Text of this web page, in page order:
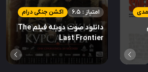
اکشن جنگی درام امتیاز : 6.5
دانلود صوت دوبله فیلم The
Last Frontier